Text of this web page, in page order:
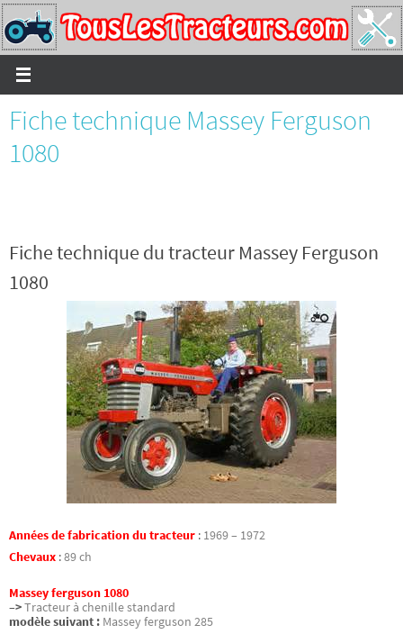
Passer
vers
le
contenu
Fiche technique Massey Ferguson
1080
Fiche technique du tracteur Massey Ferguson
1080
Années de fabrication du tracteur : 1969 – 1972
Chevaux :89 ch
Massey ferguson 1080
–>Tracteur à chenille standard
modèle suivant : Massey ferguson 285